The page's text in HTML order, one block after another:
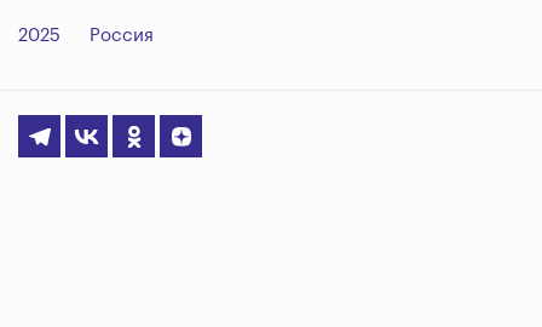
2025 Россия